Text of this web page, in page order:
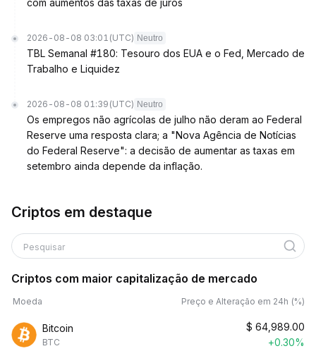
com aumentos das taxas de juros
2026-08-08 03:01 (UTC) Neutro
TBL Semanal #180: Tesouro dos EUA e o Fed, Mercado de
Trabalho e Liquidez
2026-08-08 01:39 (UTC) Neutro
Os empregos não agrícolas de julho não deram ao Federal
Reserve uma resposta clara; a "Nova Agência de Notícias
do Federal Reserve": a decisão de aumentar as taxas em
setembro ainda depende da inflação.
Criptos em destaque
Pesquisar
Criptos com maior capitalização de mercado
Moeda Preço e Alteração em 24h (%)
Bitcoin
BTC
$ 64,989.00
+0.30%